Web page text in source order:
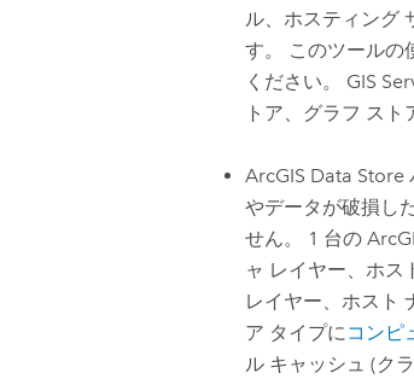
ル、ホスティング
す。 このツールの
ください。 GIS
トア、グラフ ス
ArcGIS Data Store
やデータが破損し
せん。 1 台の
ャ レイヤー、ホス
レイヤー、ホスト
ア タイプにコンピ
ル キャッシュ (ク